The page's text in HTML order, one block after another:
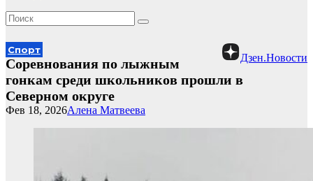
Дзен.Новости
Спорт
Соревнования по лыжным
гонкам среди школьников прошли в
Северном округе
Алена Матвеева
Фев 18, 2026